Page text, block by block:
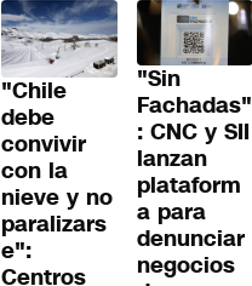
"Chile
debe
convivir
con la
nieve y no
paralizars
e":
Centros
"Sin
Fachadas"
: CNC y SII
lanzan
plataform
a para
denunciar
negocios